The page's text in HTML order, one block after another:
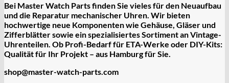
Bei Master Watch Parts finden Sie vieles für den Neuaufbau
und die Reparatur mechanischer Uhren. Wir bieten
hochwertige neue Komponentenwie Gehäuse, Gläser und
Zifferblätter sowie ein spezialisiertes Sortiment anVintage-
Uhrenteilen. Ob Profi-Bedarf für ETA-Werke oder DIY-Kits:
Qualität für Ihr Projekt – aus Hamburg für Sie.
shop@master-watch-parts.com